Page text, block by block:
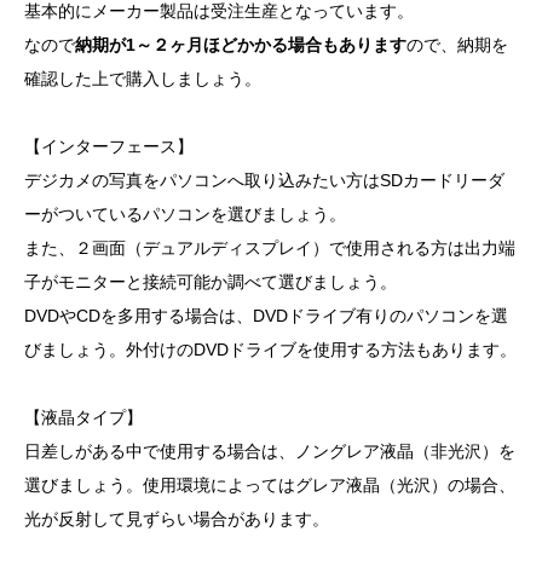
基本的にメーカー製品は受注生産となっています。
なので納期が1～２ヶ月ほどかかる場合もありますので、納期を
確認した上で購入しましょう。
【インターフェース】
デジカメの写真をパソコンへ取り込みたい方はSDカードリーダ
ーがついているパソコンを選びましょう。
また、２画面（デュアルディスプレイ）で使用される方は出力端
子がモニターと接続可能か調べて選びましょう。
DVDやCDを多用する場合は、DVDドライブ有りのパソコンを選
びましょう。外付けのDVDドライブを使用する方法もあります。
【液晶タイプ】
日差しがある中で使用する場合は、ノングレア液晶（非光沢）を
選びましょう。使用環境によってはグレア液晶（光沢）の場合、
光が反射して見ずらい場合があります。